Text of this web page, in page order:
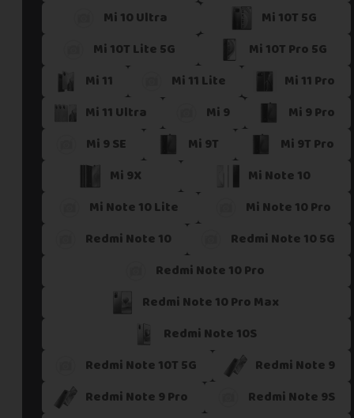
Si vous ne trouvez pas une offre correspondant aux
Vous pouvez éventuellement nous contacter.
Mi 10 Ultra
Mi 10T 5G
Mi 10T Lite 5G
Mi 10T Pro 5G
Mi 11
Mi 11 Lite
Mi 11 Pro
Mi 11 Ultra
Mi 9
Mi 9 Pro
Mi 9 SE
Mi 9T
Mi 9T Pro
Mi 9X
Mi Note 10
Mi Note 10 Lite
Mi Note 10 Pro
Redmi Note 10
Redmi Note 10 5G
Redmi Note 10 Pro
Redmi Note 10 Pro Max
Redmi Note 10S
Redmi Note 10T 5G
Redmi Note 9
Redmi Note 9 Pro
Redmi Note 9S